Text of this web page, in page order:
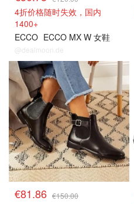
4折价格随时失效，国内
1400+
ECCO ECCO MX W 女鞋
@dealmoon.de
€81.86 €150.00